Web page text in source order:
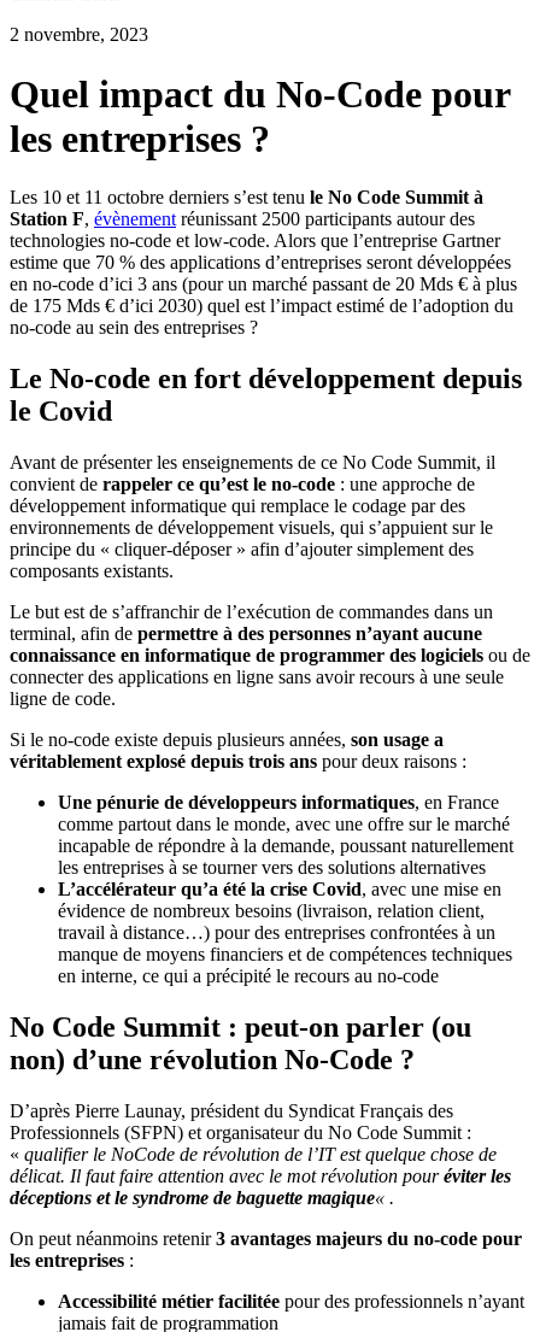
2 novembre, 2023
Quel impact du No-Code pour
les entreprises ?
Les 10 et 11 octobre derniers s’est tenu le No Code Summit à
Station F, évènement réunissant 2500 participants autour des
technologies no-code et low-code. Alors que l’entreprise Gartner
estime que 70 % des applications d’entreprises seront développées
en no-code d’ici 3 ans (pour un marché passant de 20 Mds € à plus
de 175 Mds € d’ici 2030) quel est l’impact estimé de l’adoption du
no-code au sein des entreprises ?
Le No-code en fort développement depuis
le Covid
Avant de présenter les enseignements de ce No Code Summit, il
convient de rappeler ce qu’est le no-code : une approche de
développement informatique qui remplace le codage par des
environnements de développement visuels, qui s’appuient sur le
principe du « cliquer-déposer » afin d’ajouter simplement des
composants existants.
Le but est de s’affranchir de l’exécution de commandes dans un
terminal, afin de permettre à des personnes n’ayant aucune
connaissance en informatique de programmer des logiciels ou de
connecter des applications en ligne sans avoir recours à une seule
ligne de code.
Si le no-code existe depuis plusieurs années, son usage a
véritablement explosé depuis trois ans pour deux raisons :
Une pénurie de développeurs informatiques, en France
comme partout dans le monde, avec une offre sur le marché
incapable de répondre à la demande, poussant naturellement
les entreprises à se tourner vers des solutions alternatives
L’accélérateur qu’a été la crise Covid, avec une mise en
évidence de nombreux besoins (livraison, relation client,
travail à distance…) pour des entreprises confrontées à un
manque de moyens financiers et de compétences techniques
en interne, ce qui a précipité le recours au no-code
No Code Summit : peut-on parler (ou
non) d’une révolution No-Code ?
D’après Pierre Launay, président du Syndicat Français des
Professionnels (SFPN) et organisateur du No Code Summit :
« qualifier le NoCode de révolution de l’IT est quelque chose de
délicat. Il faut faire attention avec le mot révolution pouréviter les
déceptions et le syndrome de baguette magique« .
On peut néanmoins retenir3 avantages majeurs du no-code pour
les entreprises :
Accessibilité métier facilitée pour des professionnels n’ayant
jamais fait de programmation